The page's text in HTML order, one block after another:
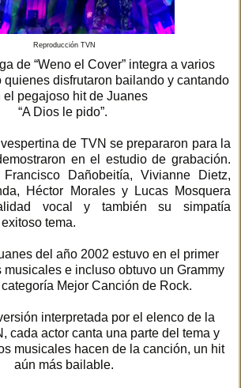
Reproducción TVN
de “Weno el Cover” integra a varios
quienes disfrutaron bailando y cantando
el pegajoso hit de Juanes
“A Dios le pido”.
de TVN se prepararon para la
en el estudio de grabación.
Dañobeitía, Vivianne Dietz,
Héctor Morales y Lucas Mosquera
vocal y también su simpatía
tema.
del año 2002 estuvo en el primer
musicales e incluso obtuvo un Grammy
Mejor Canción de Rock.
interpretada por el elenco de la
cada actor canta una parte del tema y
musicales hacen de la canción, un hit
aún más bailable.